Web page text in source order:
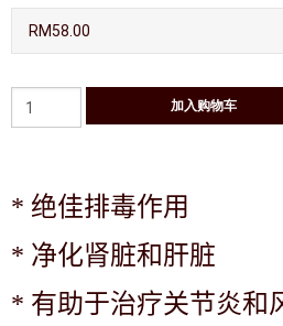
RM58.00
* 绝佳排毒作用
* 净化肾脏和肝脏
* 有助于治疗关节炎和